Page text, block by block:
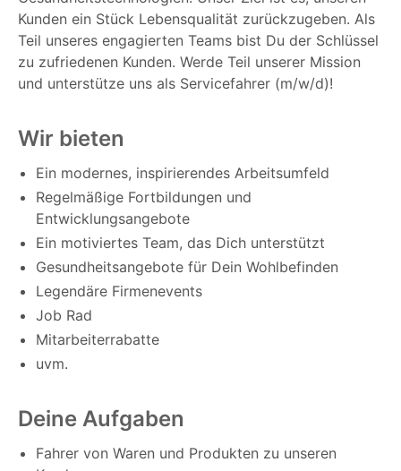
Kunden ein Stück Lebensqualität zurückzugeben. Als
Teil unseres engagierten Teams bist Du der Schlüssel
zu zufriedenen Kunden. Werde Teil unserer Mission
und unterstütze uns als Servicefahrer (m/w/d)!
Wir bieten
Ein modernes, inspirierendes Arbeitsumfeld
Regelmäßige Fortbildungen und
Entwicklungsangebote
Ein motiviertes Team, das Dich unterstützt
Gesundheitsangebote für Dein Wohlbefinden
Legendäre Firmenevents
Job Rad
Mitarbeiterrabatte
uvm.
Deine Aufgaben
Fahrer von Waren und Produkten zu unseren